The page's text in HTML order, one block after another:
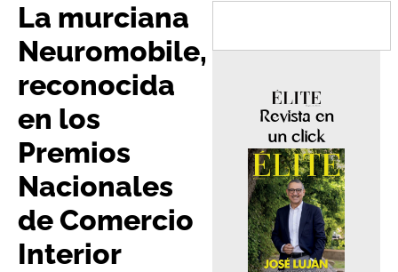
La murciana
Neuromobile,
reconocida
en los
Premios
Nacionales
de Comercio
Interior
Revista en
un click